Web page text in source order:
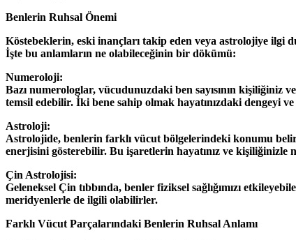
Benlerin Ruhsal Önemi
Köstebeklerin, eski inançları takip eden veya astrolojiye ilgi
İşte bu anlamların ne olabileceğinin bir dökümü:
Numeroloji:
Bazı numerologlar, vücudunuzdaki ben sayısının
temsil edebilir. İki bene sahip olmak hayatınızdaki dengeyi
Astroloji:
Astrolojide, benlerin farklı vücut bölgelerindeki konumu
enerjisini gösterebilir. Bu işaretlerin hayatınız ve
Çin Astrolojisi:
Geleneksel Çin tıbbında, benler fiziksel sağlığımızı
meridyenlerle de ilgili olabilirler.
Farklı Vücut Parçalarındaki Benlerin Ruhsal Anlamı